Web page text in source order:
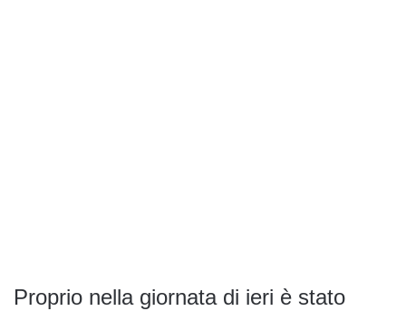
Proprio nella giornata di ieri è stato